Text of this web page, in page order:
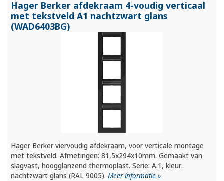
Hager Berker afdekraam 4-voudig verticaal
met tekstveld A1 nachtzwart glans
(WAD6403BG)
Hager Berker viervoudig afdekraam, voor verticale montage
met tekstveld. Afmetingen: 81,5x294x10mm. Gemaakt van
slagvast, hoogglanzend thermoplast. Serie: A.1, kleur:
nachtzwart glans (RAL 9005).Meer informatie »